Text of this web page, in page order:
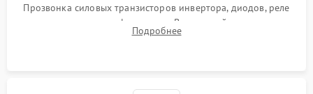
Прозвонка силовых транзисторов инвертора, диодов, реле
переключения и трансформатора. Визуальный поиск вздутых
конденсаторов и прогаров на печатной плате.
Подробнее